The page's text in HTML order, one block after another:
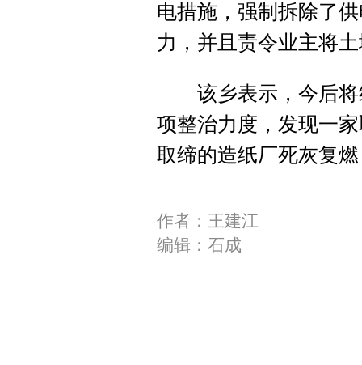
电措施，强制拆除了
力，并且责令业主将
该乡表示，今后将
项整治力度，发现一
取缔的造纸厂死灰复
作者：王建江
编辑：石成